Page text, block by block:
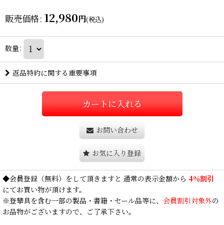
販売価格: 12,980円(税込)
数量:
返品特約に関する重要事項
カートに入れる
お問い合わせ
お気に入り登録
◆会員登録 （無料）をして頂きますと 通常の表示金額から 4％割引
にてお買い物が頂けます。
※登攀具を含む一部の製品・書籍・セール品等に、 会員割引対象外の
お品物がございますので、ご了承下さい。